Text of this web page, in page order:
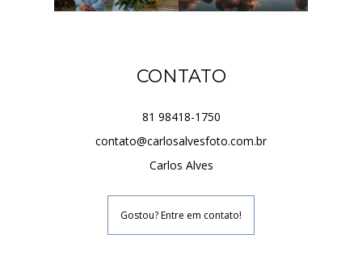
CONTATO
81 98418-1750
contato@carlosalvesfoto.com.br
Carlos Alves
Gostou? Entre em contato!